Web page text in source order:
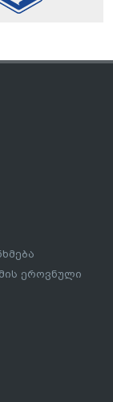
ეროვნული